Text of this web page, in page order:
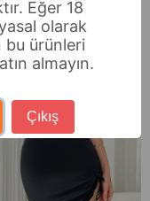
Eğer 18
olarak
ürünleri
almayın.
Çıkış